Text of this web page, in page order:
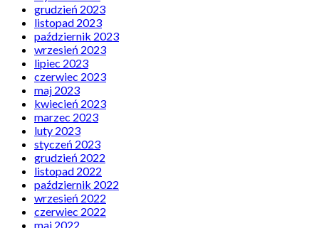
grudzień 2023
listopad 2023
październik 2023
wrzesień 2023
lipiec 2023
czerwiec 2023
maj 2023
kwiecień 2023
marzec 2023
luty 2023
styczeń 2023
grudzień 2022
listopad 2022
październik 2022
wrzesień 2022
czerwiec 2022
maj 2022